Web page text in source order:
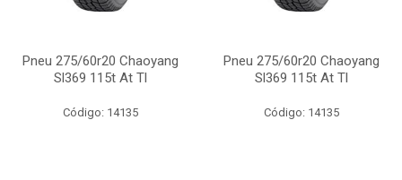
Pneu 275/60r20 Chaoyang
Sl369 115t At Tl
Código: 14135
Pneu 275/60r20 Chaoyang
Sl369 115t At Tl
Código: 14135